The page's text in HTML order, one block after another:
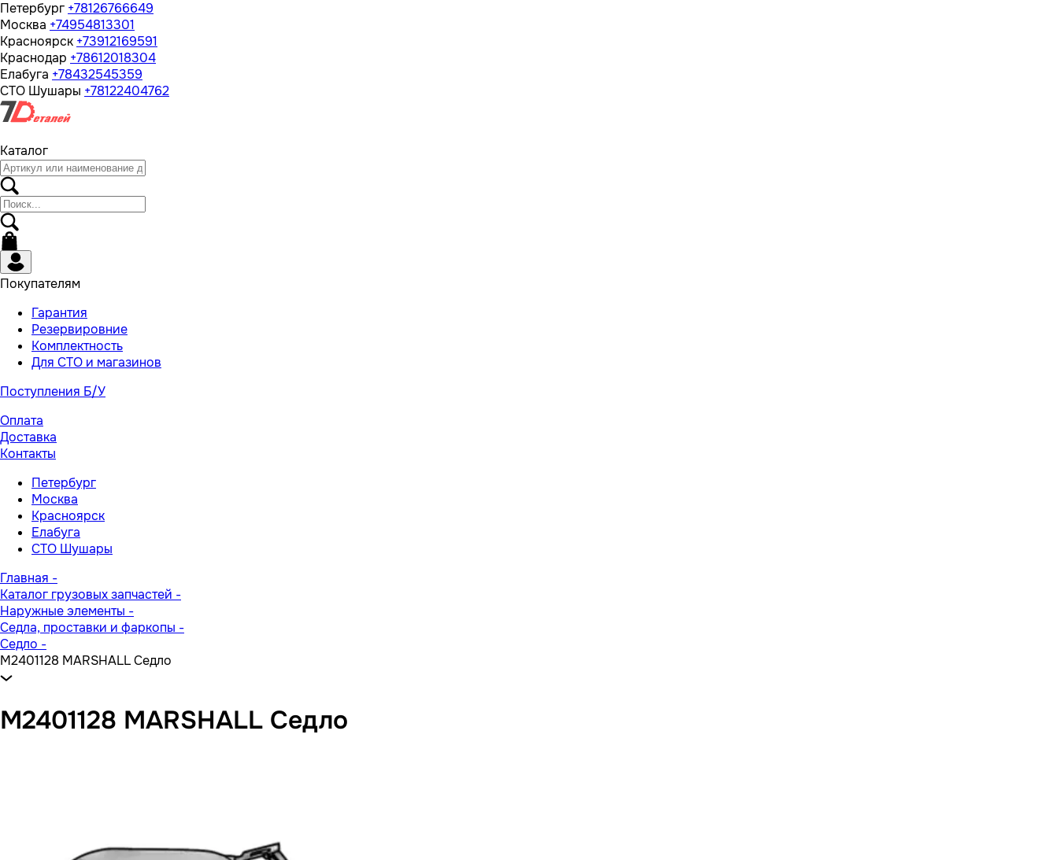
Петербург +78126766649
Москва +74954813301
Красноярск +73912169591
Краснодар +78612018304
Елабуга +78432545359
СТО Шушары +78122404762
Каталог
Покупателям
Гарантия
Резервировние
Комплектность
Для СТО и магазинов
Поступления Б/У
Оплата
Доставка
Контакты
Петербург
Москва
Красноярск
Елабуга
СТО Шушары
Главная -
Каталог грузовых запчастей -
Наружные элементы -
Седла, проставки и фаркопы -
Седло -
M2401128 MARSHALL Седло
M2401128 MARSHALL Седло